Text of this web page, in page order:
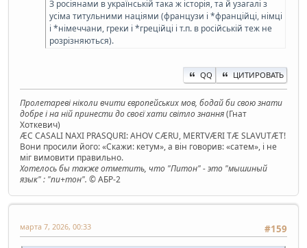
З росіянами в українській така ж історія, та й узагалі з
усіма титульними націями (французи і *франційці, німці
і *німеччани, греки і *греційці і т.п. в російській теж не
розрізняються).
QQ ЦИТИРОВАТЬ
Пролетареві ніколи вчити європейських мов, бодай би свою знати
добре і на ній принести до своєї хати світло знання(Гнат
Хоткевич)
ÆC CASALI NAXI PRASQURI: AHOV CÆRU, MERTVÆRI TÆ SLAVUTÆT!
Вони просили його: «Скажи: кетум», а він говорив: «сатем», і не
міг вимовити правильно.
Хотелось бы также отметить, что "Питон" - это "мышиный
язык" : "пи+тон". © АБР-2
#159
марта 7, 2026, 00:33